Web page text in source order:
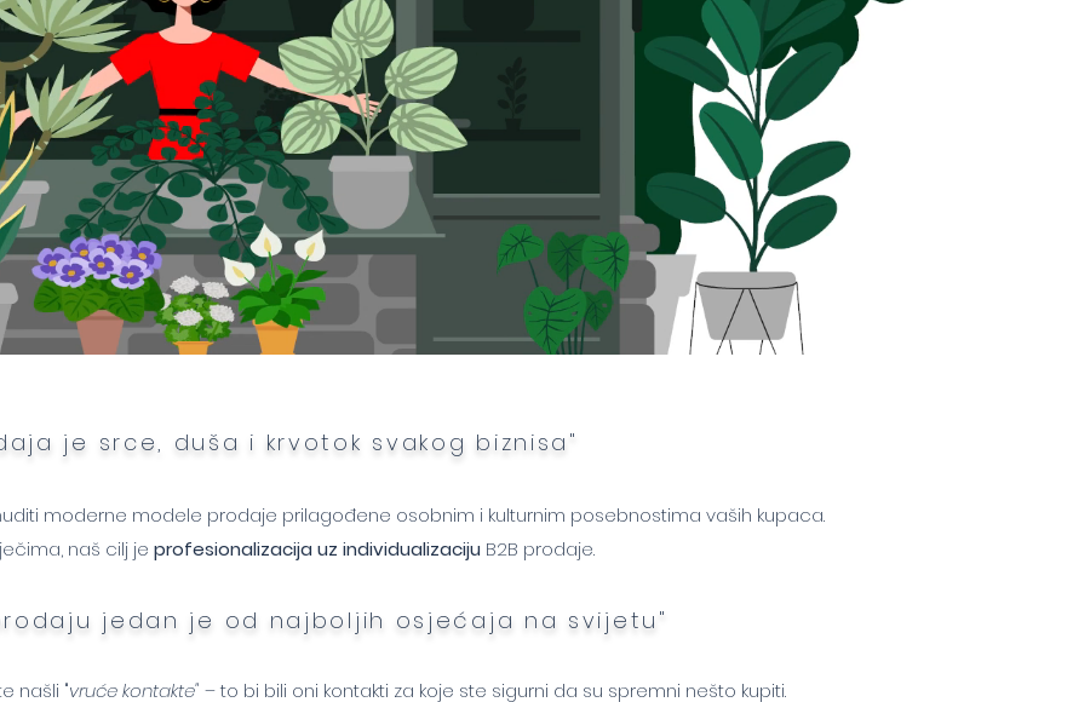
je srce, duša i krvotok svakog biznisa"
moderne modele prodaje prilagođene osobnim i kulturnim posebnostima vaših kupaca.
naš cilj je profesionalizacija uz individualizaciju B2B prodaje.
jedan je od najboljih osjećaja na svijetu"
našli "vruće kontakte" – to bi bili oni kontakti za koje ste sigurni da su spremni nešto kupiti.